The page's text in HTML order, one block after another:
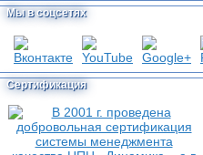
Мы в соцсетях
Сертификация